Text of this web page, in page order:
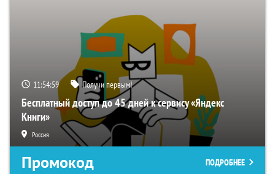
11:54:58 Получи первым!
Бесплатный доступ до 45 дней к сервису «Яндекс
Книги»
Россия
Промокод ПОДРОБНЕЕ